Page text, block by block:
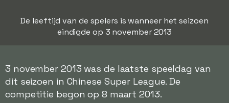
De leeftijd van de spelers is wanneer het seizoen
eindigde op 3 november 2013
3 november 2013 was de laatste speeldag van
dit seizoen in Chinese Super League. De
competitie begon op 8 maart 2013.